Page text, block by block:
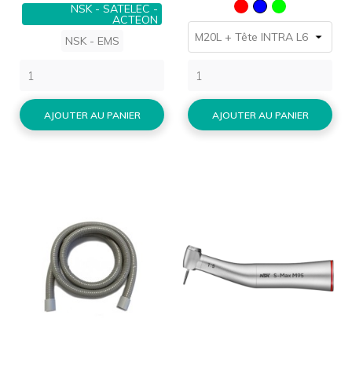
NSK - SATELEC -
ACTEON
NSK - EMS
AJOUTER AU PANIER
RougeBleuVert
AJOUTER AU PANIER